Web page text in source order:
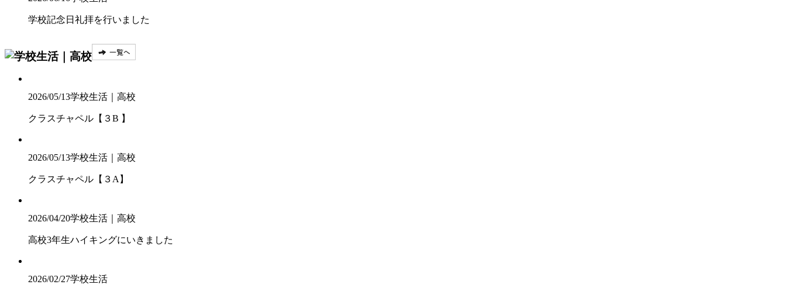
学校記念日礼拝を行いました
2026/05/13学校生活｜高校
クラスチャペル【３B 】
2026/05/13学校生活｜高校
クラスチャペル【３A】
2026/04/20学校生活｜高校
高校3年生ハイキングにいきました
2026/02/27学校生活